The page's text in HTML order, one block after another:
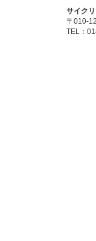
サイク
〒010-
TEL：